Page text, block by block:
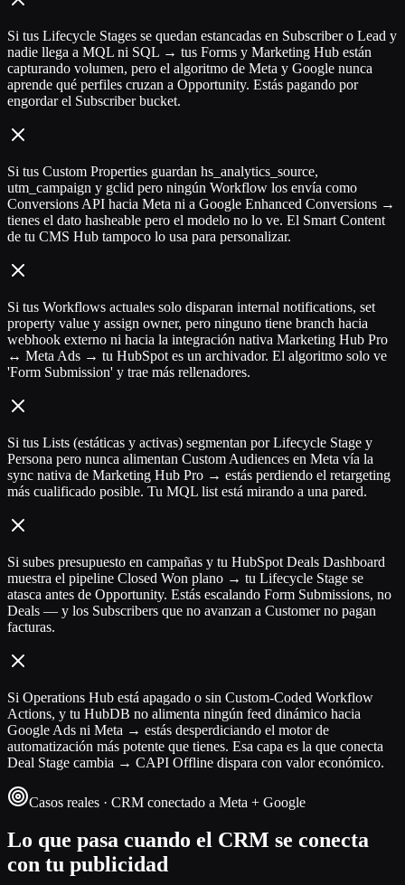
Si tus Lifecycle Stages se quedan estancadas en Subscriber o Lead y
nadie llega a MQL ni SQL → tus Forms y Marketing Hub están
capturando volumen, pero el algoritmo de Meta y Google nunca
aprende qué perfiles cruzan a Opportunity. Estás pagando por
engordar el Subscriber bucket.
Si tus Custom Properties guardan hs_analytics_source,
utm_campaign y gclid pero ningún Workflow los envía como
Conversions API hacia Meta ni a Google Enhanced Conversions →
tienes el dato hasheable pero el modelo no lo ve. El Smart Content
de tu CMS Hub tampoco lo usa para personalizar.
Si tus Workflows actuales solo disparan internal notifications, set
property value y assign owner, pero ninguno tiene branch hacia
webhook externo ni hacia la integración nativa Marketing Hub Pro
↔ Meta Ads → tu HubSpot es un archivador. El algoritmo solo ve
'Form Submission' y trae más rellenadores.
Si tus Lists (estáticas y activas) segmentan por Lifecycle Stage y
Persona pero nunca alimentan Custom Audiences en Meta vía la
sync nativa de Marketing Hub Pro → estás perdiendo el retargeting
más cualificado posible. Tu MQL list está mirando a una pared.
Si subes presupuesto en campañas y tu HubSpot Deals Dashboard
muestra el pipeline Closed Won plano → tu Lifecycle Stage se
atasca antes de Opportunity. Estás escalando Form Submissions, no
Deals — y los Subscribers que no avanzan a Customer no pagan
facturas.
Si Operations Hub está apagado o sin Custom-Coded Workflow
Actions, y tu HubDB no alimenta ningún feed dinámico hacia
Google Ads ni Meta → estás desperdiciando el motor de
automatización más potente que tienes. Esa capa es la que conecta
Deal Stage cambia → CAPI Offline dispara con valor económico.
Casos reales · CRM conectado a Meta + Google
Lo que pasa cuando el CRM se conecta
con tu publicidad